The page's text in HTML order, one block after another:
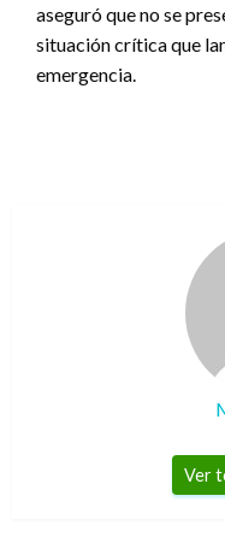
aseguró que no se
situación crítica que
emergencia.
Ver